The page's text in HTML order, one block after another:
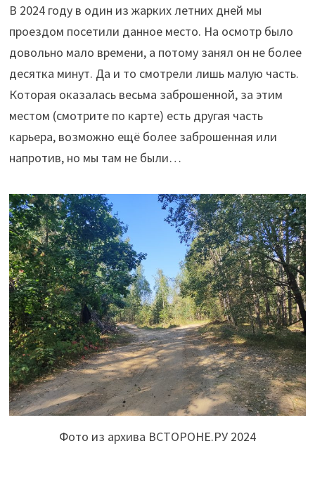
В 2024 году в один из жарких летних дней мы
проездом посетили данное место. На осмотр было
довольно мало времени, а потому занял он не более
десятка минут. Да и то смотрели лишь малую часть.
Которая оказалась весьма заброшенной, за этим
местом (смотрите по карте) есть другая часть
карьера, возможно ещё более заброшенная или
напротив, но мы там не были…
Фото из архива ВСТОРОНЕ.РУ 2024